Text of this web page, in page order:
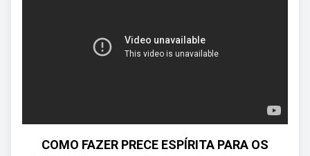
COMO FAZER PRECE ESPÍRITA PARA OS